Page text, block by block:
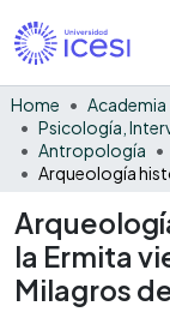
Home Academia
Antropología
la Ermita
Milagros